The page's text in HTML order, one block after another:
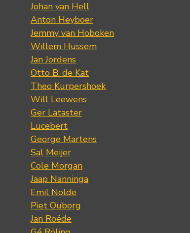
Johan van Hell
Anton Heyboer
Jemmy van Hoboken
Willem Hussem
Jan Jordens
Otto B. de Kat
Theo Kurpershoek
Will Leewens
Ger Lataster
Lucebert
George Martens
Sal Meijer
Cole Morgan
Jaap Nanninga
Emil Nolde
Piet Ouborg
Jan Roëde